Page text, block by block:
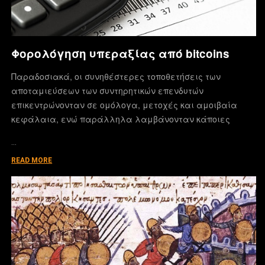
Φορολόγηση υπεραξίας από bitcoins
Παραδοσιακά, οι συνηθέστερες τοποθετήσεις των
αποταμιεύσεων των συντηρητικών επενδυτών
επικεντρώνονταν σε ομόλογα, μετοχές και αμοιβαία
κεφάλαια, ενώ παράλληλα λαμβάνονταν κάποιες
READ MORE